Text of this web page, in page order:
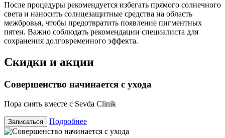
После процедуры рекомендуется избегать прямого солнечного
света и наносить солнцезащитные средства на область
межбровья, чтобы предотвратить появление пигментных
пятен. Важно соблюдать рекомендации специалиста для
сохранения долговременного эффекта.
Скидки и акции
Совершенство начинается с ухода
Пора сиять вместе с Sevda Clinik
Записаться Подробнее